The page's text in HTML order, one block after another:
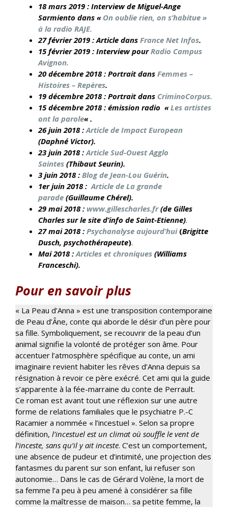
18 mars 2019 : Interview de Miguel-Ange
Sarmiento dans « On oublie rien, on s’habitue »
à la radio RAJE.
27 février 2019 : Article dans France Net Infos.
15 février 2019 : Interview pourRadio Campus
Avignon.
20 décembre 2018 : Portrait dans Femmes –
Histoires – Repères.
19 décembre 2018 : Portrait dans CriminoCorpus.
15 décembre 2018 : émission radio «Les artistes
ont la parole« .
26 juin 2018 : Article de Impact European
(Daphné Victor).
23 juin 2018 : Article Sud-Ouest Agglo
Saintes (Thibaut Seurin).
3 juin 2018 : Blog de Jean-Lou Guérin.
1er juin 2018 : Article de La grande
parade (Guillaume Chérel).
29 mai 2018 : www.gillescharles.fr(de Gilles
Charles sur le site d’info de Saint-Etienne).
27 mai 2018 : Psychanalyse aujourd’hui (Brigitte
Dusch, psychothérapeute).
Mai 2018 : Articles et chroniques (Williams
Franceschi).
Pour en savoir plus
« La Peau d’Anna » est une transposition contemporaine
de Peau d’Âne, conte qui aborde le désir d’un père pour
sa fille. Symboliquement, se recouvrir de la peau d’un
animal signifie la volonté de protéger son âme. Pour
accentuer l’atmosphère spécifique au conte, un ami
imaginaire revient habiter les rêves d’Anna depuis sa
résignation à revoir ce père exécré. Cet ami qui la guide
s’apparente à la fée-marraine du conte de Perrault.
Ce roman est avant tout une réflexion sur une autre
forme de relations familiales que le psychiatre P.-C
Racamier a nommée « l’incestuel ». Selon sa propre
définition, l’incestuel est un climat où souffle le vent de
l’inceste, sans qu’il y ait inceste. C’est un comportement,
une absence de pudeur et d’intimité, une projection des
fantasmes du parent sur son enfant, lui refuser son
autonomie… Dans le cas de Gérard Volène, la mort de
sa femme l’a peu à peu amené à considérer sa fille
comme la maîtresse de maison… sa petite femme, la